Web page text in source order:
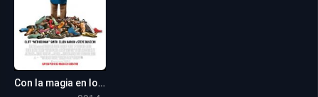
Con la magia en los zapatos